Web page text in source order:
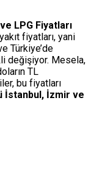
LPG Fiyatları
fiyatları, yani
Türkiye’de
değişiyor. Mesela,
TL
bu fiyatları
İstanbul, İzmir ve